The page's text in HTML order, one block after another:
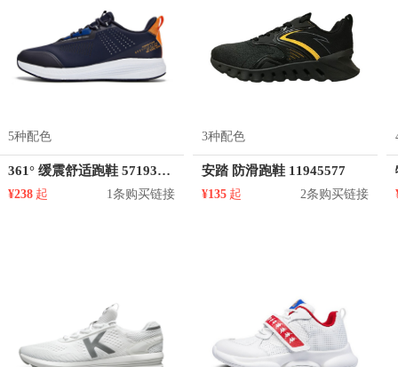
5种配色
361° 缓震舒适跑鞋 571932267
¥238 起 1条购买链接
3种配色
安踏 防滑跑鞋 11945577
¥135 起 2条购买链接